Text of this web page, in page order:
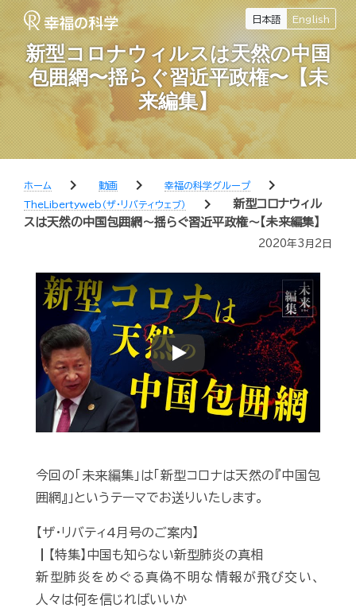
日本語 English
新型コロナウィルスは天然の中国
包囲網〜揺らぐ習近平政権〜【未
来編集】
ホーム chevron_right 動画 chevron_right 幸福の科学グループ chevron_right
TheLibertyweb（ザ・リバティウェブ） chevron_right
新型コロナウィル
スは天然の中国包囲網〜揺らぐ習近平政権〜【未来編集】
2020年3月2日
Play
今回の「未来編集」は「新型コロナは天然の『中国包
囲網』」というテーマでお送りいたします。
【ザ・リバティ4月号のご案内】
┃【特集】中国も知らない新型肺炎の真相
新型肺炎をめぐる真偽不明な情報が飛び交い、
人々は何を信じればいいか